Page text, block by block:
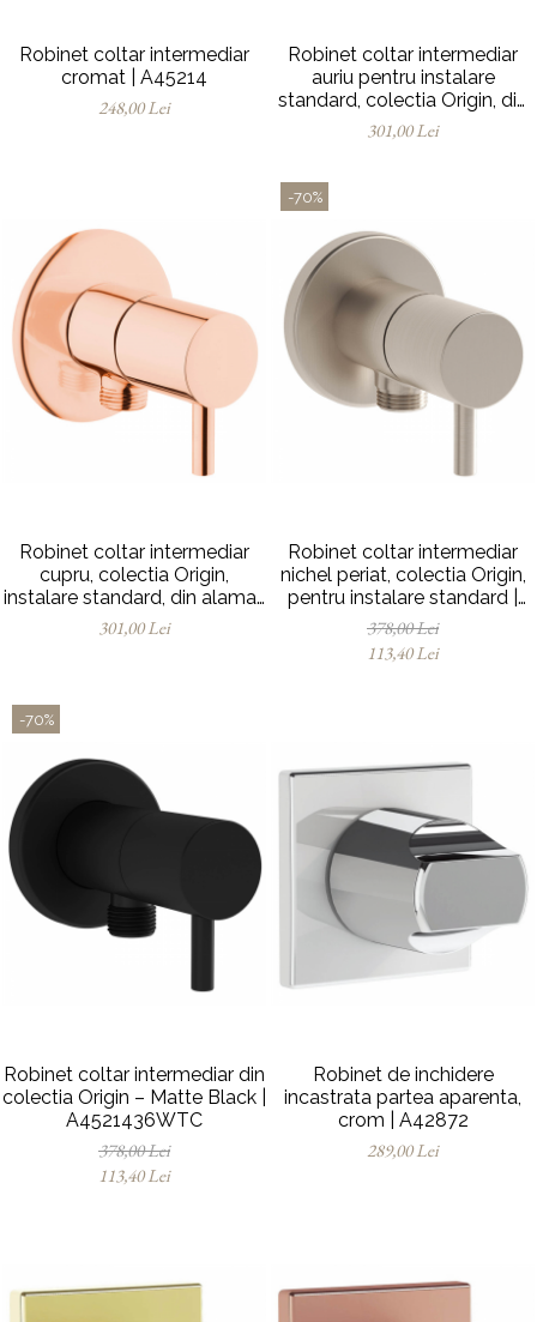
Robinet coltar intermediar
cromat | A45214
248,00 Lei
Robinet coltar intermediar
auriu pentru instalare
standard, colectia Origin, din
alama | A4521423
301,00 Lei
Robinet coltar intermediar
cupru, colectia Origin,
instalare standard, din alama |
A4521426
301,00 Lei
-70%
Robinet coltar intermediar
nichel periat, colectia Origin,
pentru instalare standard |
A4521434
378,00 Lei
113,40 Lei
-70%
Robinet coltar intermediar din
colectia Origin – Matte Black |
A4521436WTC
378,00 Lei
113,40 Lei
Robinet de inchidere
incastrata partea aparenta,
crom | A42872
289,00 Lei